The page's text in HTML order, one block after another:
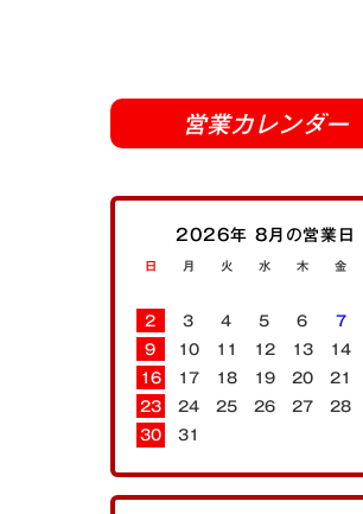
営業カレンダー
2026年 8月の営業日
日 月 火 水 木 金
2
3 4 5 6 7
9
10 11 12 13 14
16
17 18 19 20 21
23
24 25 26 27 28
30
31